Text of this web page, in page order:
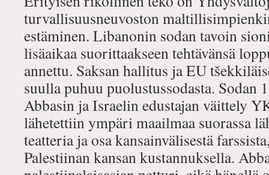
turvallisuusneuvoston
estäminen. Libanonin sodan tavoin
lisäaikaa suorittaakseen tehtävänsä
annettu. Saksan hallitus ja EU
suulla puhuu puolustussodasta. Sodan
Abbasin ja Israelin edustajan väittely
lähetettiin ympäri maailmaa suorassa
teatteria ja osa kansainvälisestä
Palestiinan kansan kustannuksella.